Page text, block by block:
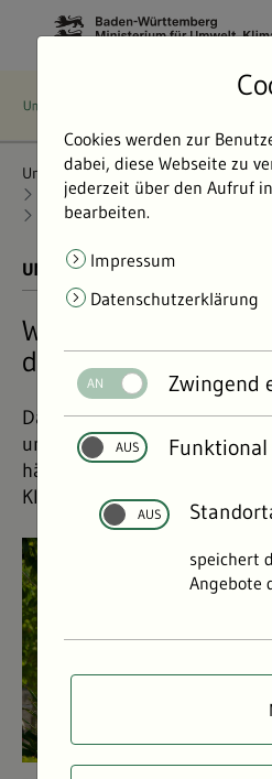
Umweltdaten Bericht:
Klimawandelfolgen verringern
Anpassung an Klimawandelfolgen
UMWELTDATEN BERICHT 2024
Wie können wir uns
des Klimawandels
Das Klima verändert sich.
und Dürren werden auch in
häufiger. Mit
Klimawandels gemildert
Cookies werden zur
dabei, diese Webseite zu
jederzeit über den Aufruf
bearbeiten.
Impressum
Datenschutzerklärung
Zwingend
Funktional
speichert
Angebote